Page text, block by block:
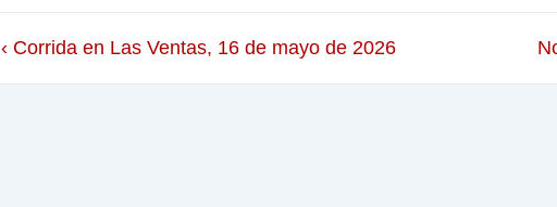
‹ Corrida en Las Ventas, 16 de mayo de 2026